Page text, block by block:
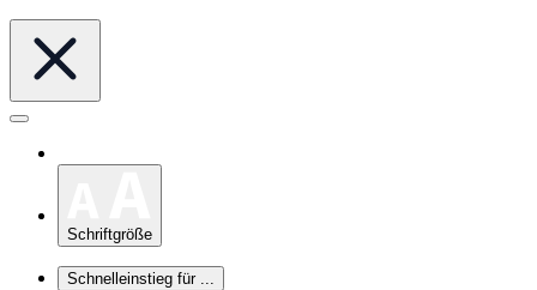
Schriftgröße
Schnelleinstieg für ...